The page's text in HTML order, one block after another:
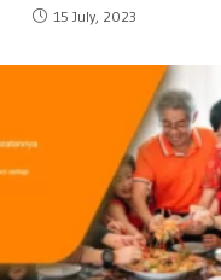
15 July, 2023